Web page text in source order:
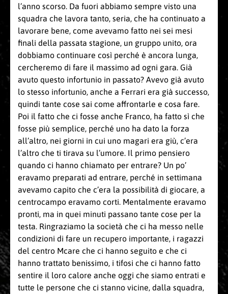
l’anno scorso. Da fuori abbiamo sempre visto una
squadra che lavora tanto, seria, che ha continuato a
lavorare bene, come avevamo fatto nei sei mesi
finali della passata stagione, un gruppo unito, ora
dobbiamo continuare così perché è ancora lunga,
cercheremo di fare il massimo ad ogni gara. Già
avuto questo infortunio in passato? Avevo già avuto
lo stesso infortunio, anche a Ferrari era già successo,
quindi tante cose sai come affrontarle e cosa fare.
Poi il fatto che ci fosse anche Franco, ha fatto sì che
fosse più semplice, perché uno ha dato la forza
all’altro, nei giorni in cui uno magari era giù, c’era
l’altro che ti tirava su l’umore. Il primo pensiero
quando ci hanno chiamato per entrare? Un po’
eravamo preparati ad entrare, perché in settimana
avevamo capito che c’era la possibilità di giocare, a
centrocampo eravamo corti. Mentalmente eravamo
pronti, ma in quei minuti passano tante cose per la
testa. Ringraziamo la società che ci ha messo nelle
condizioni di fare un recupero importante, i ragazzi
del centro Mcare che ci hanno seguito e che ci
hanno trattato benissimo, i tifosi che ci hanno fatto
sentire il loro calore anche oggi che siamo entrati e
tutte le persone che ci stanno vicine, dalla squadra,